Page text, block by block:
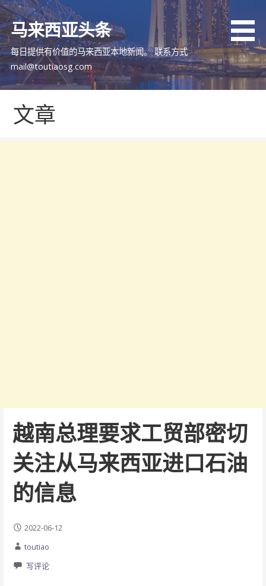
跳
至
内
容
马来西亚头条
每日提供有价值的马来西亚本地新闻。 联系方式
mail@toutiaosg.com
文章
越南总理要求工贸部密切
关注从马来西亚进口石油
的信息
2022-06-12
toutiao
写评论